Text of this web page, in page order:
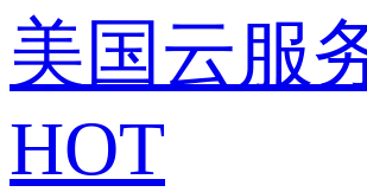
美国云服
HOT